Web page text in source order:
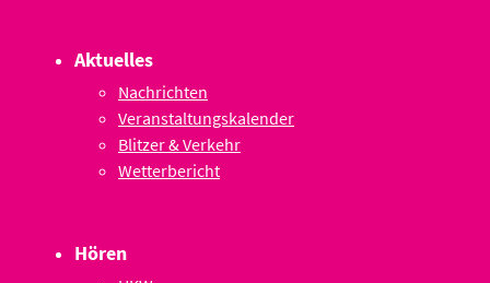
Aktuelles
Nachrichten
Veranstaltungskalender
Blitzer & Verkehr
Wetterbericht
Hören